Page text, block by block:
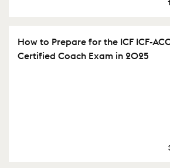
How to Prepare for the ICF ICF-
Certified Coach Exam in 2025